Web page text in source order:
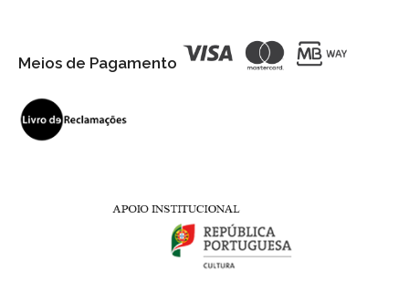
Meios de Pagamento